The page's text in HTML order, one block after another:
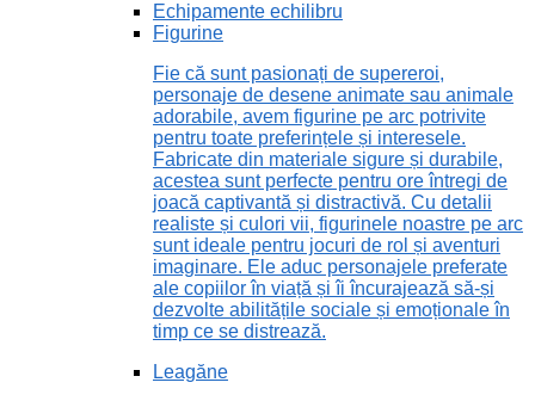
Echipamente echilibru
Figurine
Fie că sunt pasionați de supereroi,
personaje de desene animate sau animale
adorabile, avem figurine pe arc potrivite
pentru toate preferințele și interesele.
Fabricate din materiale sigure și durabile,
acestea sunt perfecte pentru ore întregi de
joacă captivantă și distractivă. Cu detalii
realiste și culori vii, figurinele noastre pe arc
sunt ideale pentru jocuri de rol și aventuri
imaginare. Ele aduc personajele preferate
ale copiilor în viață și îi încurajează să-și
dezvolte abilitățile sociale și emoționale în
timp ce se distrează.
Leagăne